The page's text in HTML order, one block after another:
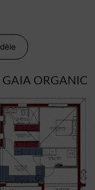
GAIA ORGANIC